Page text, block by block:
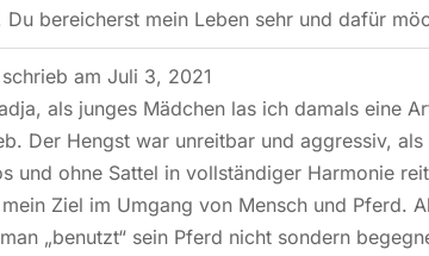
Du bereicherst mein Leben sehr und dafür
schrieb am Juli 3, 2021
als junges Mädchen las ich damals eine
Der Hengst war unreitbar und aggressiv,
und ohne Sattel in vollständiger Harmonie
Ziel im Umgang von Mensch und Pferd.
„benutzt“ sein Pferd nicht sondern